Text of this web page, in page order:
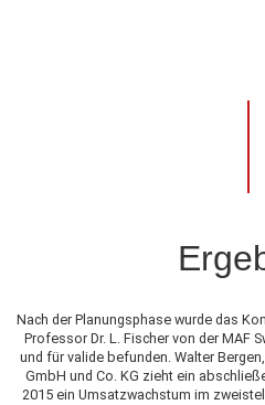
Nach der Planungsphase wurde das
Professor Dr. L. Fischer von der MAF
und für valide befunden. Walter
GmbH und Co. KG zieht ein
2015 ein Umsatzwachstum im